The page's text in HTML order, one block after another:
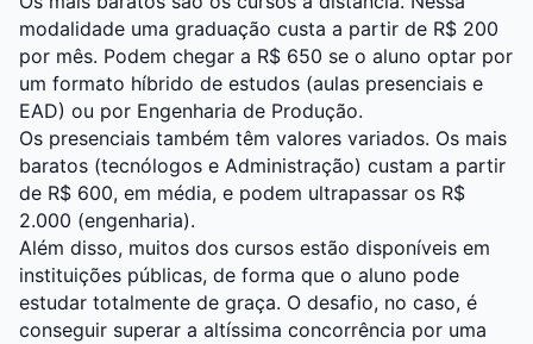
modalidade uma graduação custa a partir de R$ 200
por mês. Podem chegar a R$ 650 se o aluno optar por
um formato híbrido de estudos (aulas presenciais e
EAD) ou por Engenharia de Produção.
Os presenciais também têm valores variados. Os mais
baratos (tecnólogos e Administração) custam a partir
de R$ 600, em média, e podem ultrapassar os R$
2.000 (engenharia).
Além disso, muitos dos cursos estão disponíveis em
instituições públicas, de forma que o aluno pode
estudar totalmente de graça. O desafio, no caso, é
conseguir superar a altíssima concorrência por uma